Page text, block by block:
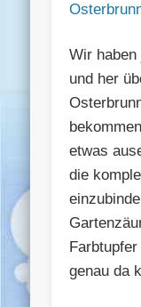
Wir
und her
etwas
die
genau da